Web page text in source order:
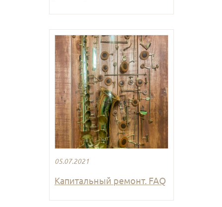
05.07.2021
Капитальный ремонт. FAQ